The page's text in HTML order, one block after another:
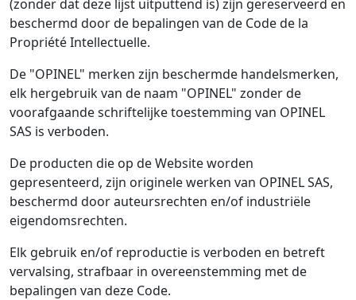
(zonder dat deze lijst uitputtend is) zijn gereserveerd en
beschermd door de bepalingen van de Code de la
Propriété Intellectuelle.
De "OPINEL" merken zijn beschermde handelsmerken,
elk hergebruik van de naam "OPINEL" zonder de
voorafgaande schriftelijke toestemming van OPINEL
SAS is verboden.
De producten die op de Website worden
gepresenteerd, zijn originele werken van OPINEL SAS,
beschermd door auteursrechten en/of industriële
eigendomsrechten.
Elk gebruik en/of reproductie is verboden en betreft
vervalsing, strafbaar in overeenstemming met de
bepalingen van deze Code.